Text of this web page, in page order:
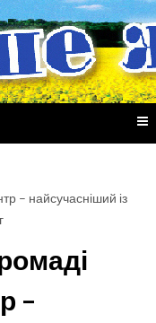
– найсучасніший із
–